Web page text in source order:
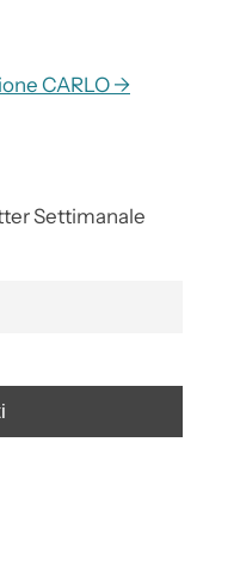
CARLO →
Settimanale